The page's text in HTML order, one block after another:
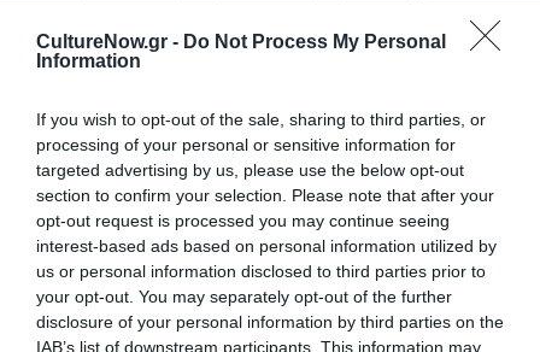
CultureNow.gr - Do Not Process My Personal
Information
If you wish to opt-out of the sale, sharing to third parties, or
processing of your personal or sensitive information for
targeted advertising by us, please use the below opt-out
section to confirm your selection. Please note that after your
opt-out request is processed you may continue seeing
interest-based ads based on personal information utilized by
us or personal information disclosed to third parties prior to
your opt-out. You may separately opt-out of the further
disclosure of your personal information by third parties on the
IAB’s list of downstream participants. This information may
-αφηγητής
ως μια διάφανη, σχεδόν φασματική, μορφή και ως
περιπατητής που ανέξοδα παρατηρεί και φιλοσοφεί και
διεμβολίζει τις πόζες του κύκλου των εστέτ.
Τα κοστούμια της
Άλκηστης Μάμαλη προδίδουν ένα
κράμα γούστου και πεσιμισμού, οι φωτιστικές
δημιουργίες τουΔημήτρη Κασιμάτηφέρνουν στο φως
τις εσώτερες σκοτεινές πτυχές, οι χορογραφίες και η
κίνηση από τονΔημήτρη Μυτιληναίοκρατούν σε
εγρήγορση μια αύρα φαιδρότητας και νευρωτισμού,